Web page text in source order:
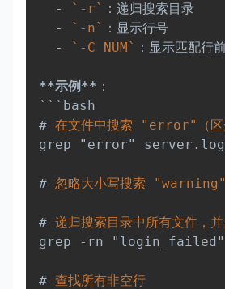
-
`-r` ：递归搜索目录
-
`-n` ：显示行号
-
`-C NUM` ：显示匹配
**示例 ** ：
# 在文件中搜索 "error"（
grep "error"
# 忽略大小写搜索
# 递归搜索目录中所有文件，
grep -rn
# 查找所有非空行